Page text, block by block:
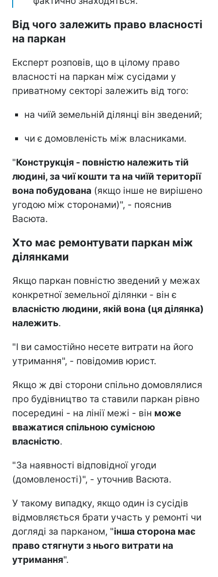
Від чого залежить право власності
на паркан
Експерт розповів, що в цілому право
власності на паркан між сусідами у
приватному секторі залежить від того:
на чиїй земельній ділянці він зведений;
чи є домовленість між власниками.
"Конструкція - повністю належить тій
людині, за чиї кошти та на чиїй території
вона побудована (якщо інше не вирішено
угодою між сторонами)", - пояснив
Васюта.
Хто має ремонтувати паркан між
ділянками
Якщо паркан повністю зведений у межах
конкретної земельної ділянки - він є
власністю людини, якій вона (ця ділянка)
належить.
"І ви самостійно несете витрати на його
утримання", - повідомив юрист.
Якщо ж дві сторони спільно домовлялися
про будівництво та ставили паркан рівно
посередині - на лінії межі - він може
вважатися спільною сумісною
власністю.
"За наявності відповідної угоди
(домовленості)", - уточнив Васюта.
У такому випадку, якщо один із сусідів
відмовляється брати участь у ремонті чи
догляді за парканом, "інша сторона має
право стягнути з нього витрати на
утримання".